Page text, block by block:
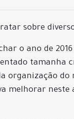
sobre
o ano de
tamanha
organização
neste